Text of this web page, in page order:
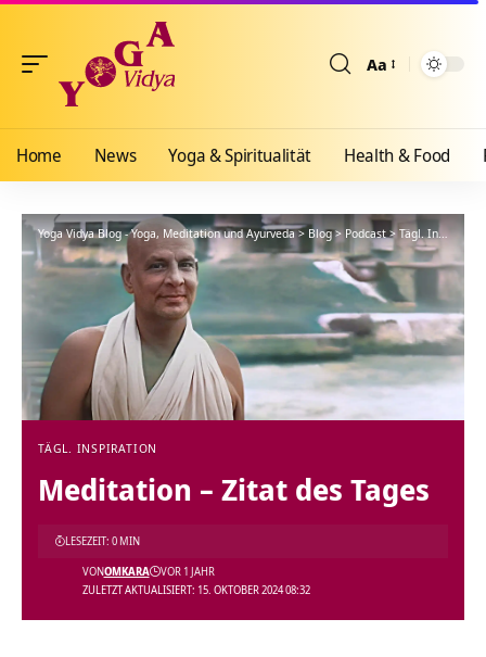
Aa
Home News Yoga & Spiritualität Health & Food
Yoga Vidya Blog - Yoga, Meditation und Ayurveda> Blog>Podcast>Tägl. Inspiration
TÄGL. INSPIRATION
Meditation – Zitat des Tages
ZULETZT AKTUALISIERT: 15. OKTOBER 2024 08:32
VONOMKARA VOR 1 JAHR
LESEZEIT: 0 MIN